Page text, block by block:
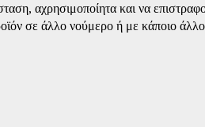
(έξτρα χρέωση €2.00).
αχρησιμοποίητα και να
σε άλλο νούμερο ή με κάποιο